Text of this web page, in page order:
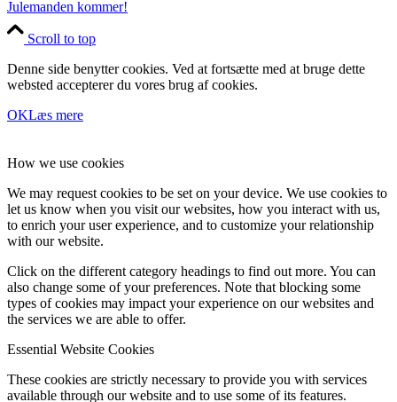
Julemanden kommer!
Scroll to top
Denne side benytter cookies. Ved at fortsætte med at bruge dette
websted accepterer du vores brug af cookies.
OKLæs mere
How we use cookies
We may request cookies to be set on your device. We use cookies to
let us know when you visit our websites, how you interact with us,
to enrich your user experience, and to customize your relationship
with our website.
Click on the different category headings to find out more. You can
also change some of your preferences. Note that blocking some
types of cookies may impact your experience on our websites and
the services we are able to offer.
Essential Website Cookies
These cookies are strictly necessary to provide you with services
available through our website and to use some of its features.